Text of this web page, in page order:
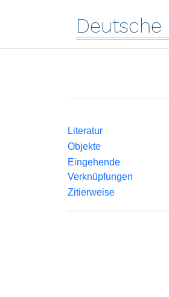
Deutsche
Literatur
Objekte
Eingehende
Verknüpfungen
Zitierweise